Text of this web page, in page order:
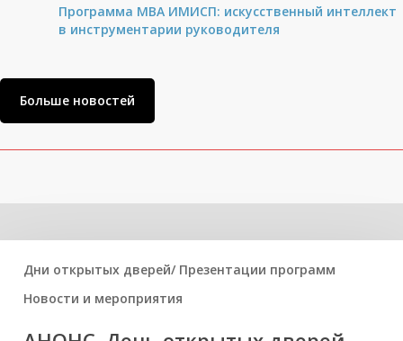
Программа MBA ИМИСП: искусственный интеллект
в инструментарии руководителя
Больше новостей
Дни открытых дверей/ Презентации программ
Новости и мероприятия